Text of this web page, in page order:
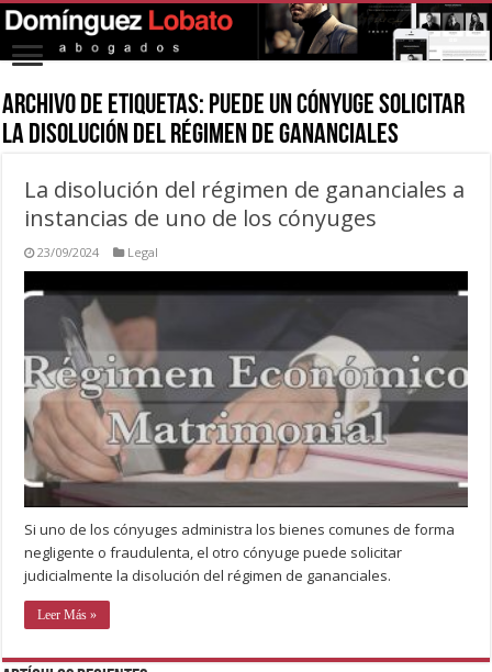
Archivo de Etiquetas: puede un cónyuge solicitar
la disolución del régimen de gananciales
La disolución del régimen de gananciales a
instancias de uno de los cónyuges
23/09/2024 Legal
Si uno de los cónyuges administra los bienes comunes de forma
negligente o fraudulenta, el otro cónyuge puede solicitar
judicialmente la disolución del régimen de gananciales.
Leer Más »